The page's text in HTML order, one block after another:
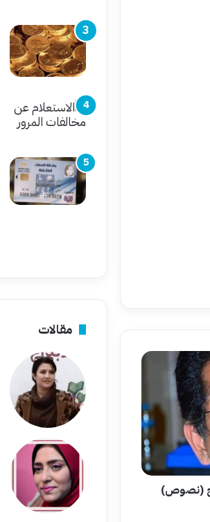
ج (نصوص)
مقالات